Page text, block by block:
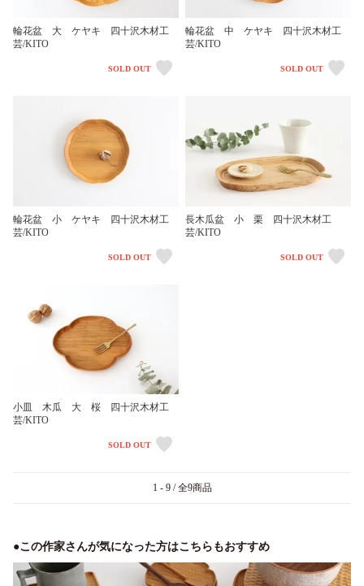
輪花盆 大 ケヤキ 四十沢木材工
芸/KITO
SOLD OUT
輪花盆 中 ケヤキ 四十沢木材工
芸/KITO
SOLD OUT
輪花盆 小 ケヤキ 四十沢木材工
芸/KITO
SOLD OUT
長木瓜盆 小 栗 四十沢木材工
芸/KITO
SOLD OUT
小皿 木瓜 大 桜 四十沢木材工
芸/KITO
SOLD OUT
1 - 9 / 全9商品
●この作家さんが気になった方はこちらもおすすめ